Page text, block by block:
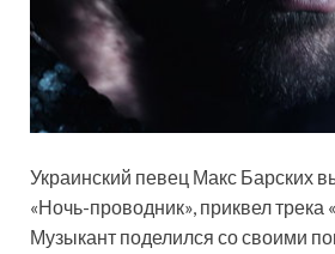
Украинский певец Макс Барских
«Ночь-проводник», приквел трека
Музыкант поделился со своими